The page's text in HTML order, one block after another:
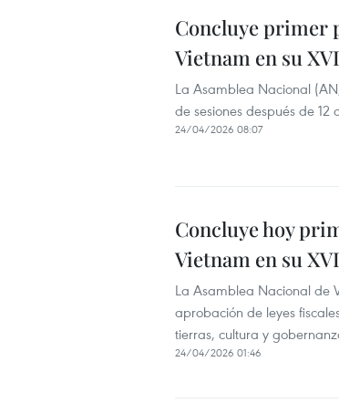
Concluye primer
Vietnam en su
La Asamblea Nacional
de sesiones después de
24/04/2026 08:07
Concluye hoy
Vietnam en su
La Asamblea Nacional de
aprobación de leyes
tierras, cultura y
24/04/2026 01:46